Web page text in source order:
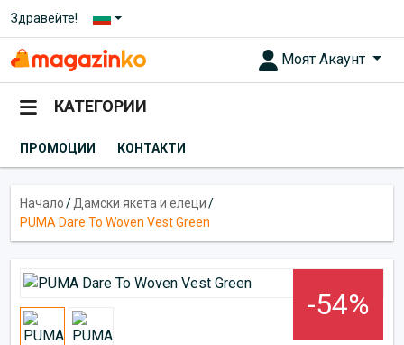
Здравейте!
Моят Акаунт
КАТЕГОРИИ
ПРОМОЦИИ КОНТАКТИ
Начало/Дамски якета и елеци/
PUMA Dare To Woven Vest Green
-54%